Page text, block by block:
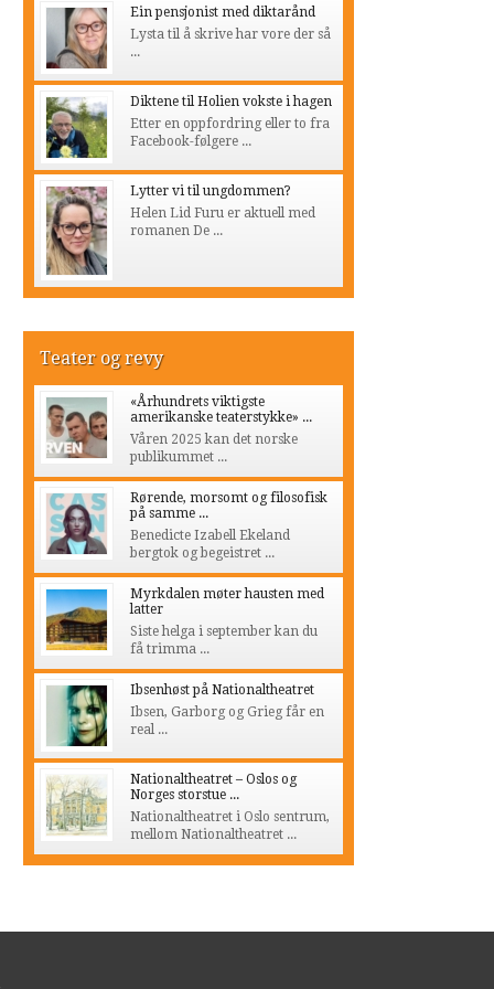
Ein pensjonist med diktarånd
Lysta til å skrive har vore der så
...
Diktene til Holien vokste i hagen
Etter en oppfordring eller to fra
Facebook-følgere ...
Lytter vi til ungdommen?
Helen Lid Furu er aktuell med
romanen De ...
Teater og revy
«Århundrets viktigste
amerikanske teaterstykke» ...
Våren 2025 kan det norske
publikummet ...
Rørende, morsomt og filosofisk
på samme ...
Benedicte Izabell Ekeland
bergtok og begeistret ...
Myrkdalen møter hausten med
latter
Siste helga i september kan du
få trimma ...
Ibsenhøst på Nationaltheatret
Ibsen, Garborg og Grieg får en
real ...
Nationaltheatret – Oslos og
Norges storstue ...
Nationaltheatret i Oslo sentrum,
mellom Nationaltheatret ...